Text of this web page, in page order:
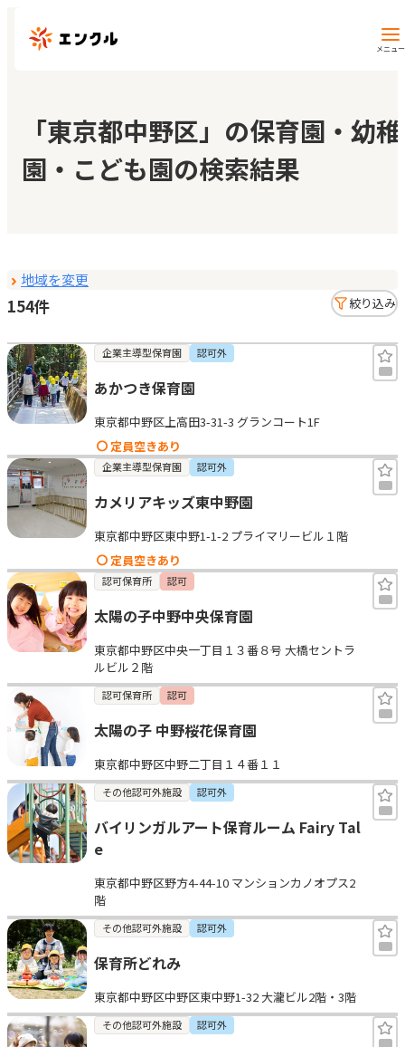
メニュー
保育園・幼稚園を探す
地図から探す
マイページ
お気に入り
見学日記
メッセージ
おすすめの園
エンクルの特徴と活用方法
コラム
お知らせ
「東京都中野区」の保育園・幼稚
園・こども園の検索結果
地域を変更
154件 絞り込み
企業主導型保育園 認可外
あかつき保育園
東京都中野区上高田3-31-3 グランコート1F
定員空きあり
企業主導型保育園 認可外
カメリアキッズ東中野園
東京都中野区東中野1-1-2 プライマリービル１階
定員空きあり
認可保育所 認可
太陽の子中野中央保育園
東京都中野区中央一丁目１３番８号 大橋セントラ
ルビル２階
認可保育所 認可
太陽の子 中野桜花保育園
東京都中野区中野二丁目１４番１１
その他認可外施設 認可外
バイリンガルアート保育ルーム Fairy Tal
e
東京都中野区野方4-44-10 マンションカノオプス2
階
その他認可外施設 認可外
保育所どれみ
東京都中野区中野区東中野1-32 大瀧ビル2階・3階
その他認可外施設 認可外